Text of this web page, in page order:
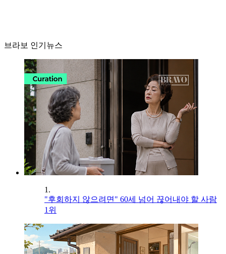
브라보 인기뉴스
1.
"후회하지 않으려면" 60세 넘어 끊어내야 할 사람
1위